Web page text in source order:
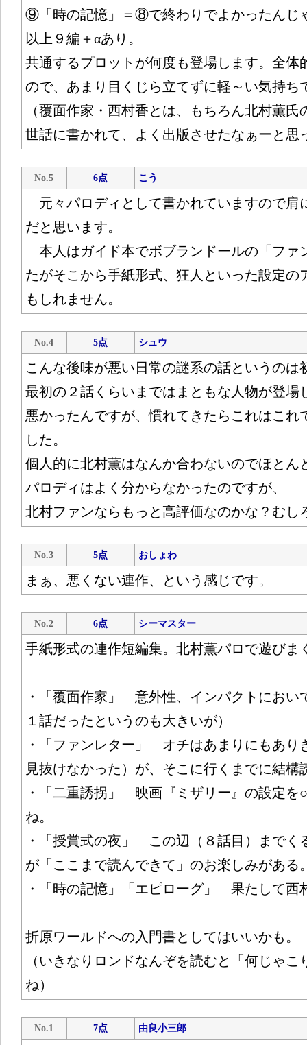
⑨「時の記憶」＝⑧で終わりでよかったんじ
以上９編＋αあり。
共通するプロットが何度も登場します。全体
ので、あまり目くじら立てずに軽～い気持ち
（覆面作家・西村香とは、もちろん北村薫
世話に書かれて、よく出版させたなぁーと思
No.5 6点 こう
元々パロディとして書かれていますので肩
だと思います。
本人はガイド本でボブランドールの「ファ
たがそこから手紙形式、狂人といった設定の
もしれません。
No.4 5点 シュウ
こんな後味が悪い日常の謎系の話というのは
最初の２話くらいまではまともな人物が登場
悪かったんですが、慣れてきたらこれはこれ
した。
個人的に北村薫はなんか合わないのでほとん
パロディはよく分からなかったのですが、
北村ファンならもっと高評価なのかな？むし
No.3 5点 おしょわ
まぁ、悪くない連作、という感じです。
No.2 6点 シーマスター
手紙形式の連作短編集。北村薫パロで遊びま
・「覆面作家」 意外性、インパクトにおい
１話だったというのも大きいが）
・「ファンレター」 オチはあまりにもあり
見抜けなかった）が、そこに行くまでに結構
・「二重誘拐」 映画『ミザリー』の設定を
ね。
・「授賞式の夜」 この辺（８話目）までく
が「ここまで読んできて」のお楽しみがある
・「時の記憶」「エピローグ」 果たして西
折原ワールドへの入門書としてはいいかも。
（いきなりロンドなんぞを読むと「何じゃ
ね）
No.1 7点 由良小三郎